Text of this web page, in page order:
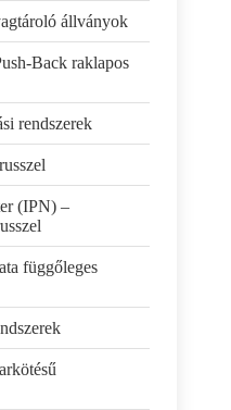
állványok
Back raklapos
rendszerek
(IPN) –
függőleges